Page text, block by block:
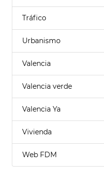
Tráfico
Urbanismo
Valencia
Valencia verde
Valencia Ya
Vivienda
Web FDM